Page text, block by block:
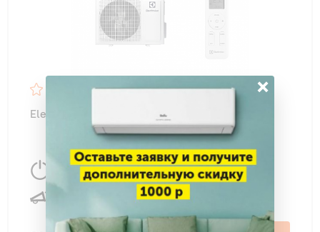
48
Electrolux EACS-07HF2/N3 Fusion 2.0 NEW
2250 Вт 22 м2
×